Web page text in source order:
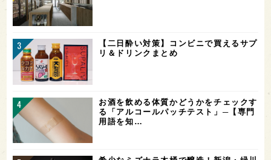
【二日酔い対策】コンビニで買えるサプ
リ＆ドリンクまとめ
お酒を飲める体質かどうかをチェックす
る「アルコールパッチテスト」─【専門
用語を知…